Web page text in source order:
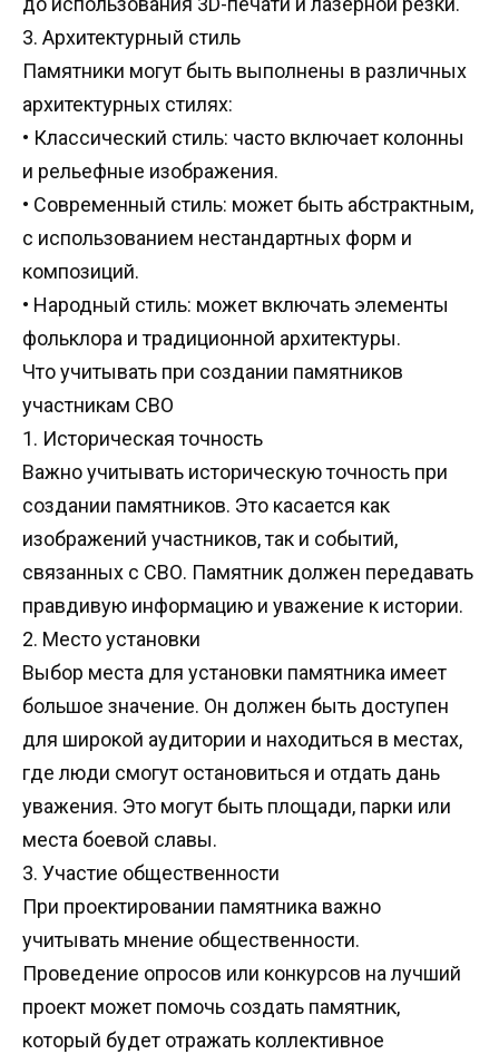
3. Архитектурный стиль
Памятники могут быть выполнены в различных
архитектурных стилях:
• Классический стиль: часто включает колонны
и рельефные изображения.
• Современный стиль: может быть абстрактным,
с использованием нестандартных форм и
композиций.
• Народный стиль: может включать элементы
фольклора и традиционной архитектуры.
Что учитывать при создании памятников
участникам СВО
1. Историческая точность
Важно учитывать историческую точность при
создании памятников. Это касается как
изображений участников,так и событий,
связанных с СВО. Памятник должен передавать
правдивую информацию и уважение к истории.
2. Место установки
Выбор места для установки памятника имеет
большое значение. Он должен быть доступен
для широкой аудитории и находиться в местах,
где люди смогут остановиться и отдать дань
уважения. Это могут быть площади, парки или
места боевой славы.
3. Участие общественности
При проектировании памятника важно
учитывать мнение общественности.
Проведение опросов или конкурсов на лучший
проект может помочь создать памятник,
который будет отражать коллективное